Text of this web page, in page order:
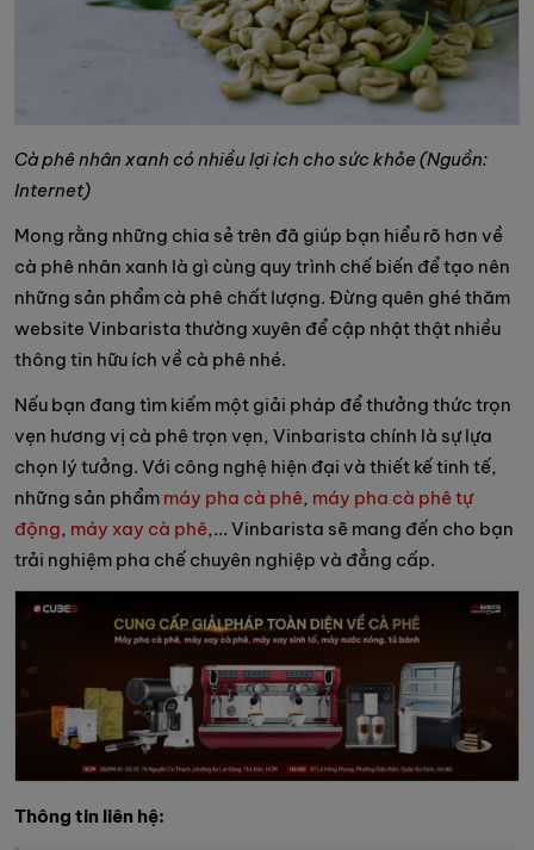
Cà phê nhân xanh có nhiều lợi ích cho sức khỏe (Nguồn:
Internet)
Mong rằng những chia sẻ trên đã giúp bạn hiểu rõ hơn về
cà phê nhân xanh là gì cùng quy trình chế biến để tạo nên
những sản phẩm cà phê chất lượng. Đừng quên ghé thăm
website Vinbarista thường xuyên để cập nhật thật nhiều
thông tin hữu ích về cà phê nhé.
Nếu bạn đang tìm kiếm một giải pháp để thưởng thức trọn
vẹn hương vị cà phê trọn vẹn, Vinbarista chính là sự lựa
chọn lý tưởng. Với công nghệ hiện đại và thiết kế tinh tế,
những sản phẩm máy pha cà phê, máy pha cà phê tự
động, máy xay cà phê,... Vinbarista sẽ mang đến cho bạn
trải nghiệm pha chế chuyên nghiệp và đẳng cấp.
Thông tin liên hệ: